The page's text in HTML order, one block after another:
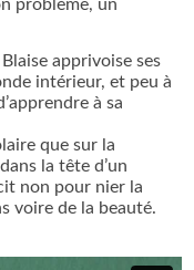
problème, un
apprivoise ses
intérieur, et peu à
à sa
que sur la
la tête d’un
non pour nier la
voire de la beauté.